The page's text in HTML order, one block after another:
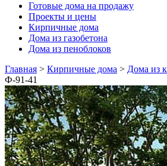
Готовые дома на продажу
Проекты и цены
Кирпичные дома
Дома из газобетона
Дома из пеноблоков
Главная > Кирпичные дома > Дома из
Ф-91-41